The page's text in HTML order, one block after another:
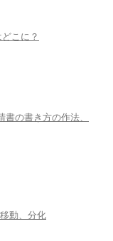
こに？
の書き方の作法、
動、分化